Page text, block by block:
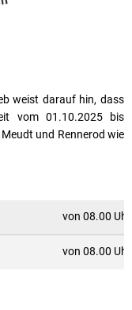
weist darauf hin, dass
vom 01.10.2025 bis
und Rennerod wie
von 08.00
von 08.00